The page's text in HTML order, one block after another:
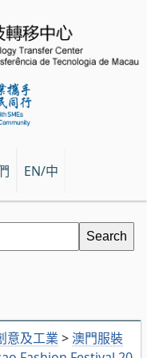
EN/中
意及工業 > 澳門服裝